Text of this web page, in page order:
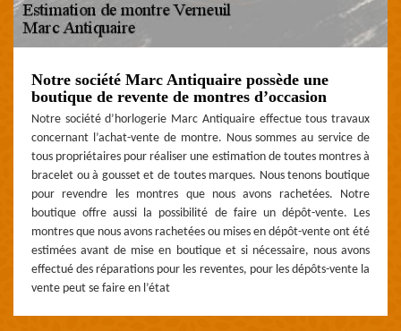
Notre société Marc Antiquaire possède une
boutique de revente de montres d’occasion
Notre société d’horlogerie Marc Antiquaire effectue tous travaux
concernant l’achat-vente de montre. Nous sommes au service de
tous propriétaires pour réaliser une estimation de toutes montres à
bracelet ou à gousset et de toutes marques. Nous tenons boutique
pour revendre les montres que nous avons rachetées. Notre
boutique offre aussi la possibilité de faire un dépôt-vente. Les
montres que nous avons rachetées ou mises en dépôt-vente ont été
estimées avant de mise en boutique et si nécessaire, nous avons
effectué des réparations pour les reventes, pour les dépôts-vente la
vente peut se faire en l’état